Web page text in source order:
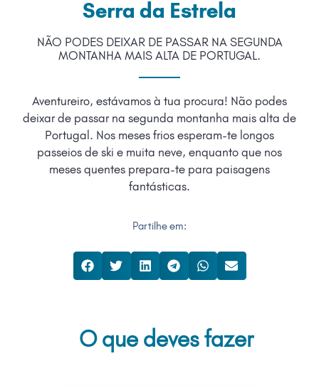
Serra da Estrela
NÃO PODES DEIXAR DE PASSAR NA SEGUNDA
MONTANHA MAIS ALTA DE PORTUGAL.
Aventureiro, estávamos à tua procura! Não podes
deixar de passar na segunda montanha mais alta de
Portugal. Nos meses frios esperam-te longos
passeios de ski e muita neve, enquanto que nos
meses quentes prepara-te para paisagens
fantásticas.
Partilhe em:
O que deves fazer